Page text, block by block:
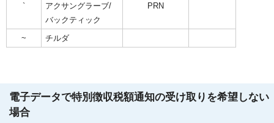
`
アクサングラーブ/
バックティック
PRN
~ チルダ
電子データで特別徴収税額通知の受け取りを希望しない
場合